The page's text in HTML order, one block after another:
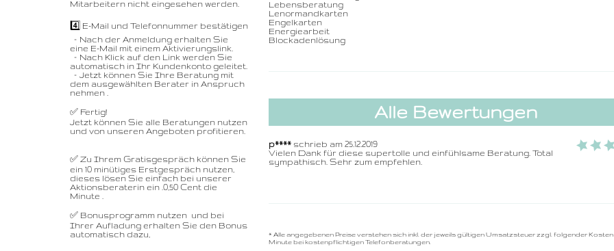
Mitarbeitern nicht eingesehen werden.
4️⃣ E-Mail und Telefonnummer bestätigen
– Nach der Anmeldung erhalten Sie
eine E-Mail mit einem Aktivierungslink.
– Nach Klick auf den Link werden Sie
automatisch in Ihr Kundenkonto geleitet.
– Jetzt können Sie Ihre Beratung mit
dem ausgewählten Berater in Anspruch
nehmen .
✅ Fertig!
Jetzt können Sie alle Beratungen nutzen
und von unseren Angeboten profitieren.
✅ Zu Ihrem Gratisgespräch können Sie
ein 10 minütiges Erstgespräch nutzen,
dieses lösen Sie einfach bei unserer
Aktionsberaterin ein .0,50 Cent die
Minute .
✅ Bonusprogramm nutzen und bei
Ihrer Aufladung erhalten Sie den Bonus
automatisch dazu,
Lebensberatung
Lenormandkarten
Engelkarten
Energiearbeit
Blockadenlösung
Alle Bewertungen
p**** schrieb am 25.12.2019
Vielen Dank für diese supertolle und einfühlsame Beratung. Total
sympathisch. Sehr zum empfehlen.
* Alle angegebenen Preise verstehen sich inkl. der jeweils gültigen Umsatzsteuer zzgl. folgender
Minute bei kostenpflichtigen Telefonberatungen.